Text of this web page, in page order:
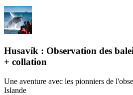
Husavík : Observation des
+ collation
Une aventure avec les pionniers de
Islande